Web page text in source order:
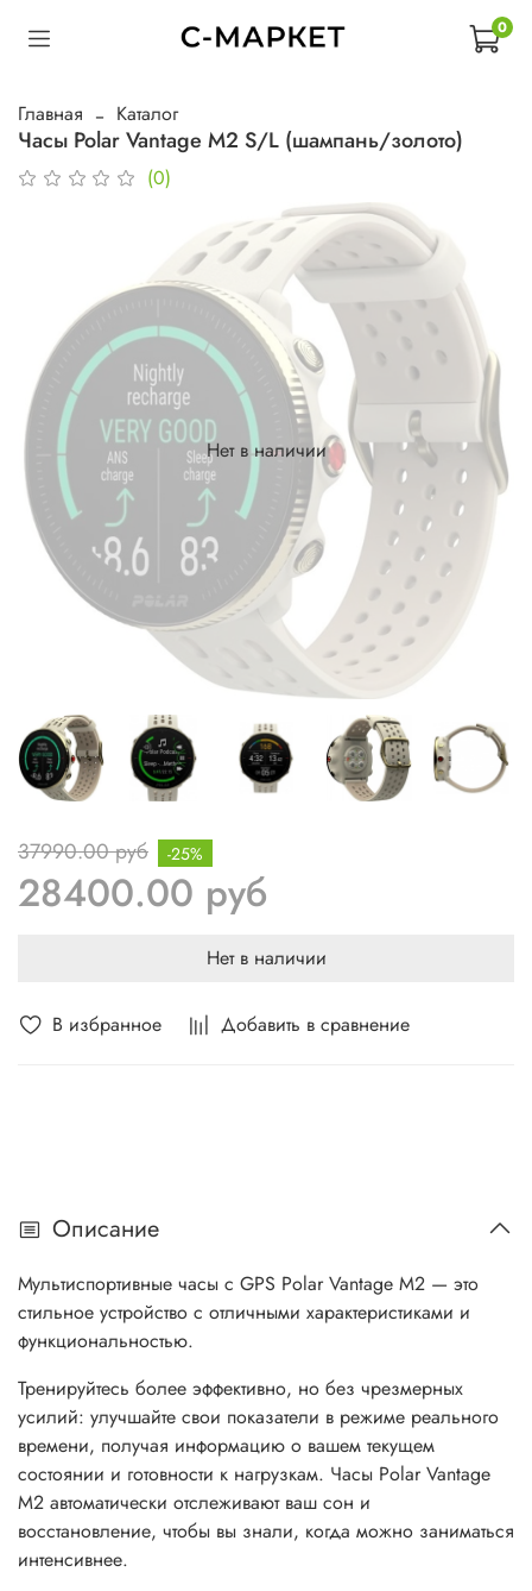
0
Главная Каталог
Часы Polar Vantage M2 S/L (шампань/золото)
(0)
В избранное Добавить в сравнение
Нет в наличии
37990.00 руб
28400.00 руб
-25%
Нет в наличии
Описание
Мультиспортивные часы с GPS Polar Vantage M2 — это
стильное устройство с отличными характеристиками и
функциональностью.
Тренируйтесь более эффективно, но без чрезмерных
усилий: улучшайте свои показатели в режиме реального
времени, получая информацию о вашем текущем
состоянии и готовности к нагрузкам. Часы Polar Vantage
M2 автоматически отслеживают ваш сон и
восстановление, чтобы вы знали, когда можно заниматься
интенсивнее.